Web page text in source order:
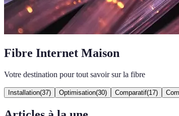
Fibre Internet Maison
Votre destination pour tout savoir sur la fibre
Installation(37) Optimisation(30) Comparatif(17)